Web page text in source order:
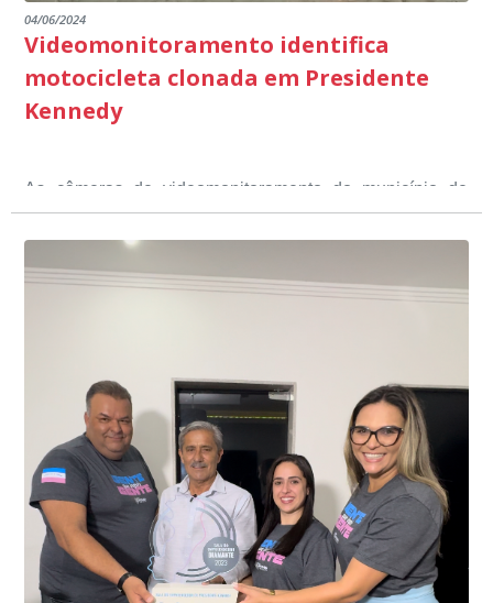
04/06/2024
Videomonitoramento identifica
motocicleta clonada em Presidente
Kennedy
As câmeras de videomonitoramento do município de
Presidente Kennedy identificaram neste fim de semana,
01 de junho, uma motocicleta com indícios de
adulteração, imediatamente, a central de
videomonitoramento acionou a Guarda Civil Municipal,
Durante a abordagem a adulteração foi comprovada,
através da conferência do Chassi, a motocicleta, bem
conta do sistema de videomonitoramento instalado
recentemente em todo o município de Presidente
Kennedy, o sistema é integrado com outros municípios
do país, sendo possível a identificação de veículos por
meio do cruzamento de informações, nesse caso
específico, com dados de uma cidade do Estado do Rio
de Janeiro.
“Mais de 100 câmeras foram instaladas na sede e no
interior de Presidente Kennedy, garantindo mais
segurança à população, seja nas ruas, no comércio, os
produtores agropecuários. Estamos no rumo certo,
parabéns a todos os servidores que contribuem para a
segurança da nossa cidade”, destaca o prefeito Dorlei